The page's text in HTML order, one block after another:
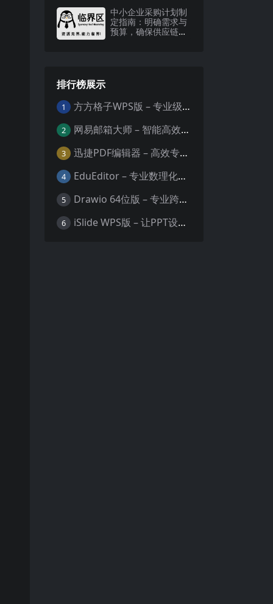
中小企业采购计划制
定指南：明确需求与
预算，确保供应链稳
排行榜展示
1 方方格子WPS版 – 专业级Excel/WPS表格效率增强插件
2 网易邮箱大师 – 智能高效的全平台邮箱管理专家
3 迅捷PDF编辑器 – 高效专业的PDF编辑与格式处理工具
4 EduEditor – 专业数理化公式与科学文档编辑器
5 Drawio 64位版 – 专业跨平台图表设计与协作工具
6 iSlide WPS版 – 让PPT设计效率提升10倍的专业插件